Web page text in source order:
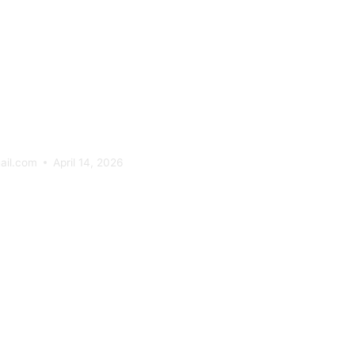
April 14, 2026